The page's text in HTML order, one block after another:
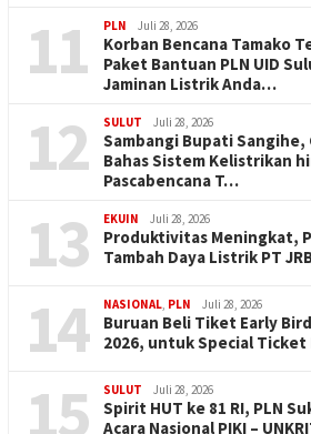
11 PLN Juli 28, 2026
Korban Bencana Tamako
Paket Bantuan PLN UID
Jaminan Listrik Anda…
12 SULUT Juli 28, 2026
Sambangi Bupati
Bahas Sistem Kelistrikan
Pascabencana T…
13 EKUIN Juli 28, 2026
Produktivitas Meningkat,
Tambah Daya Listrik PT
14 NASIONAL PLN Juli 28, 2026
Buruan Beli Tiket Early
2026, untuk Special
15 SULUT Juli 28, 2026
Spirit HUT ke 81 RI, PLN
Acara Nasional PIKI –